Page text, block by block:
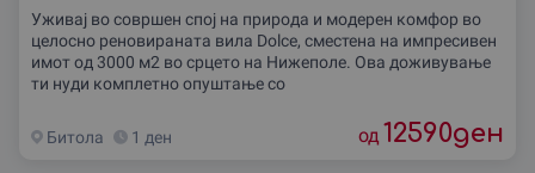
Уживај во совршен спој на природа и модерен комфор во
целосно реновираната вила Dolce, сместена на импресивен
имот од 3000 м2 во срцето на Нижеполе. Ова доживување
ти нуди комплетно опуштање со
Битола 1 ден од 12590ден